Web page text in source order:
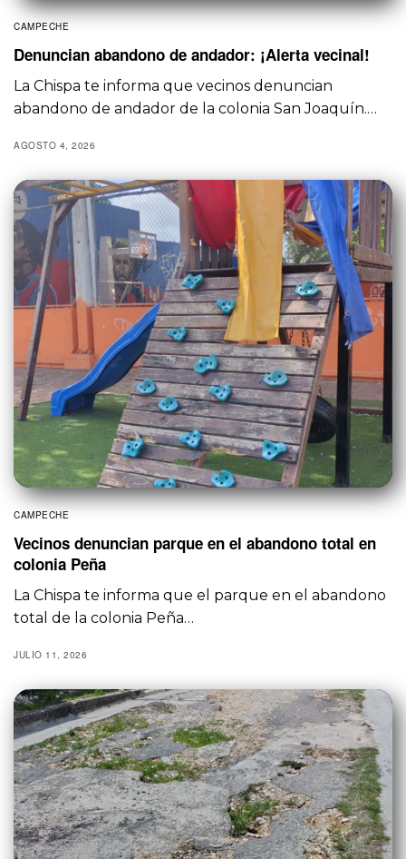
CAMPECHE
Denuncian abandono de andador: ¡Alerta vecinal!
La Chispa te informa que vecinos denuncian
abandono de andador de la colonia San Joaquín.…
AGOSTO 4, 2026
CAMPECHE
Vecinos denuncian parque en el abandono total en
colonia Peña
La Chispa te informa que el parque en el abandono
total de la colonia Peña…
JULIO 11, 2026